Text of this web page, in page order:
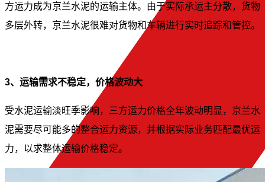
方运力成为京兰水泥的运输主体。由于实际承运主分散，货物
多层外转，京兰水泥很难对货物和车辆进行实时追踪和管控。
3、运输需求不稳定，价格波动大
受水泥运输淡旺季影响，三方运力价格全年波动明显，京兰水
泥需要尽可能多的整合运力资源，并根据实际业务匹配最优运
力，以求整体运输价格稳定。